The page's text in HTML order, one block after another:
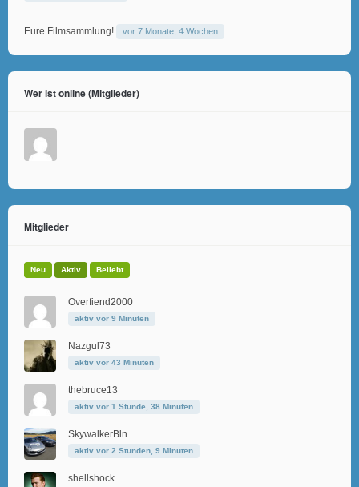
Eure Filmsammlung! vor 7 Monate, 4 Wochen
Wer ist online (Mitglieder)
Mitglieder
Neu Aktiv Beliebt
Overfiend2000
aktiv vor 9 Minuten
Nazgul73
aktiv vor 43 Minuten
thebruce13
aktiv vor 1 Stunde, 38 Minuten
SkywalkerBln
aktiv vor 2 Stunden, 9 Minuten
shellshock